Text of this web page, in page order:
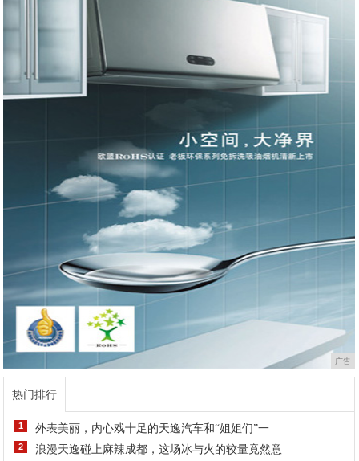
广告
热门排行
1 外表美丽，内心戏十足的天逸汽车和“姐姐们”一
2 浪漫天逸碰上麻辣成都，这场冰与火的较量竟然意